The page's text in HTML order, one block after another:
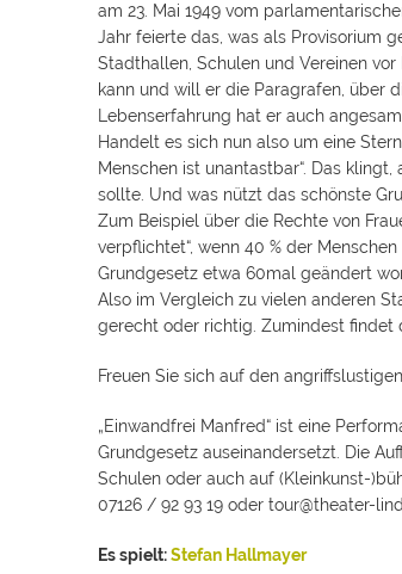
am 23. Mai 1949 vom
Jahr feierte das, was als Provisorium
Stadthallen, Schulen und Vereinen
kann und will er die Paragrafen, über
Lebenserfahrung hat er auch
Handelt es sich nun also um eine
Menschen ist unantastbar“. Das
sollte. Und was nützt das schönste
Zum Beispiel über die Rechte von
verpflichtet“, wenn 40 % der
Grundgesetz etwa 60mal geändert
Also im Vergleich zu vielen anderen
gerecht oder richtig. Zumindest findet
Freuen Sie sich auf den
„Einwandfrei Manfred“ ist eine
Grundgesetz auseinandersetzt. Die
Schulen oder auch auf (Kleinkunst-
07126 / 92 93 19 oder tour@theater-
Es spielt:Stefan Hallmayer